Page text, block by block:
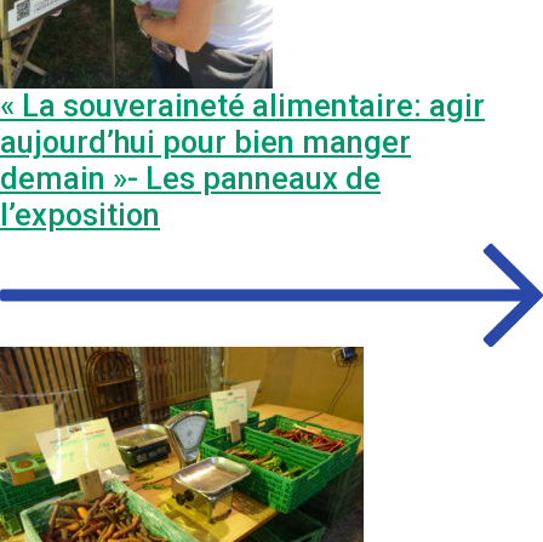
« La souveraineté alimentaire: agir
aujourd’hui pour bien manger
demain »- Les panneaux de
l’exposition